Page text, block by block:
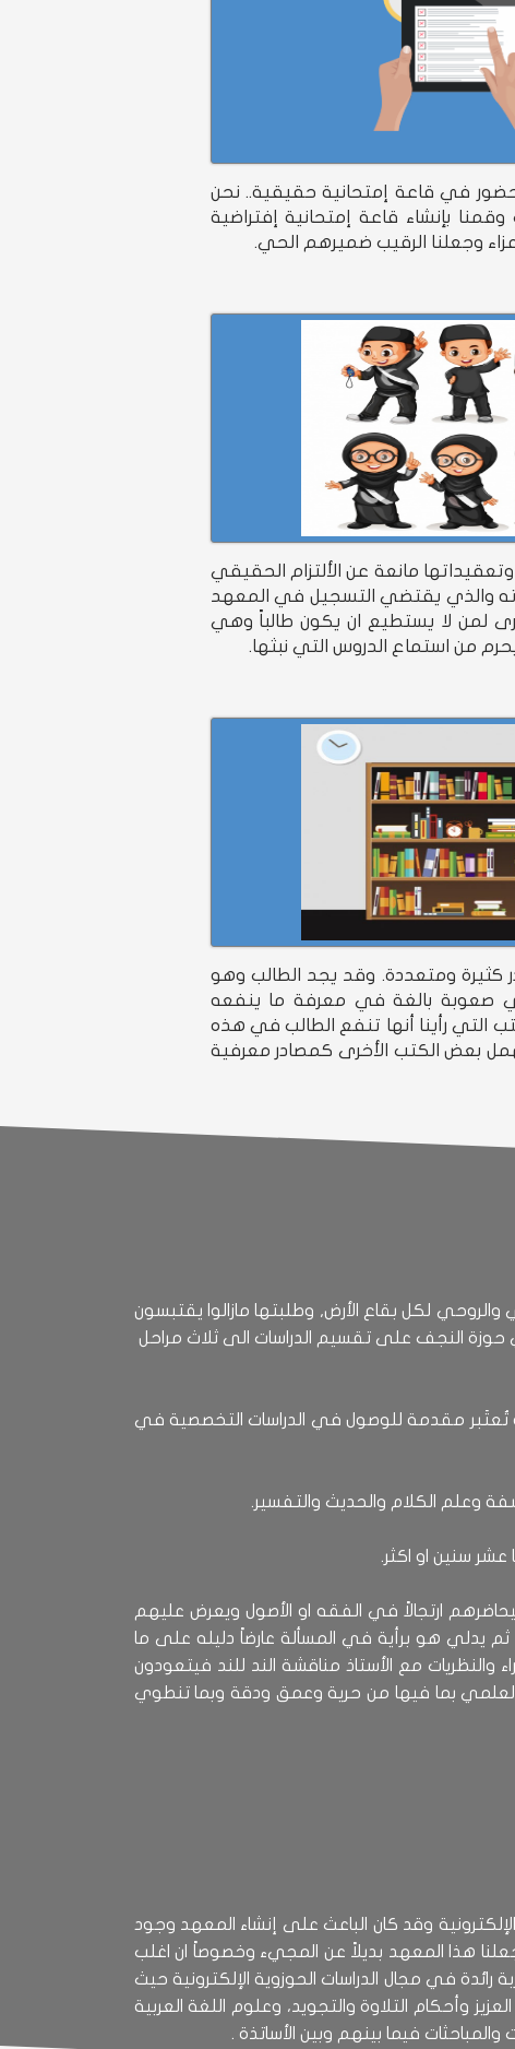
في قاعة إمتحانية حقيقية.. نحن
بإنشاء قاعة إمتحانية إفتراضية
وجعلنا الرقيب ضميرهم الحي.
مانعة عن الألتزام الحقيقي
والذي يقتضي التسجيل في المعهد
لمن لا يستطيع ان يكون طالباً وهي
من استماع الدروس التي نبثها.
كثيرة ومتعددة. وقد يجد الطالب وهو
صعوبة بالغة في معرفة ما ينفعه
التي رأينا أنها تنفع الطالب في هذه
بعض الكتب الأخرى كمصادر معرفية
الأشرف تشع بالعطاء العلمي والروحي لكل بقاع الأرض, وطلبتها مازالوا يقتبسون
حوزة النجف على تقسيم الدراسات الى ثلاث مراحل
تُعتَبر مقدمة للوصول في الدراسات التخصصية في
عشر سنين او اكثر.
ارتجالاً في الفقه او الأصول ويعرض عليهم
ثم يدلي هو برأية في المسألة عارضاً دليله على ما
والنظريات مع الأستاذ مناقشة الند للند فيتعودون
العلمي بما فيها من حرية وعمق ودقة وبما تنطوي
وقد كان الباعث على إنشاء المعهد وجود
هذا المعهد بديلاً عن المجيء وخصوصاً ان اغلب
رائدة في مجال الدراسات الحوزوية الإلكترونية حيث
وأحكام التلاوة والتجويد، وعلوم اللغة العربية
فيما بينهم وبين الأساتذة .